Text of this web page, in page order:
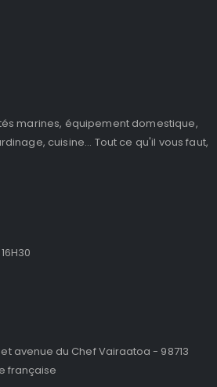
marines, équipement domestique,
cuisine... Tout ce qu'il vous faut,
avenue du Chef Vairaatoa - 98713
française